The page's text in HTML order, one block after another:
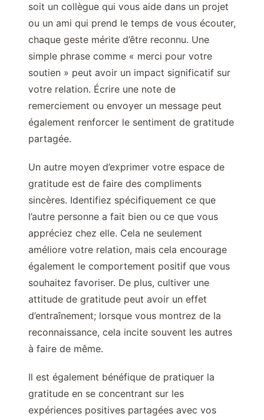
soit un collègue qui vous aide dans un projet
ou un ami qui prend le temps de vous écouter,
chaque geste mérite d’être reconnu. Une
simple phrase comme « merci pour votre
soutien » peut avoir un impact significatif sur
votre relation. Écrire une note de
remerciement ou envoyer un message peut
également renforcer le sentiment de gratitude
partagée.
Un autre moyen d’exprimer votre espace de
gratitude est de faire des compliments
sincères. Identifiez spécifiquement ce que
l’autre personne a fait bien ou ce que vous
appréciez chez elle. Cela ne seulement
améliore votre relation, mais cela encourage
également le comportement positif que vous
souhaitez favoriser. De plus, cultiver une
attitude de gratitude peut avoir un effet
d’entraînement; lorsque vous montrez de la
reconnaissance, cela incite souvent les autres
à faire de même.
Il est également bénéfique de pratiquer la
gratitude en se concentrant sur les
expériences positives partagées avec vos